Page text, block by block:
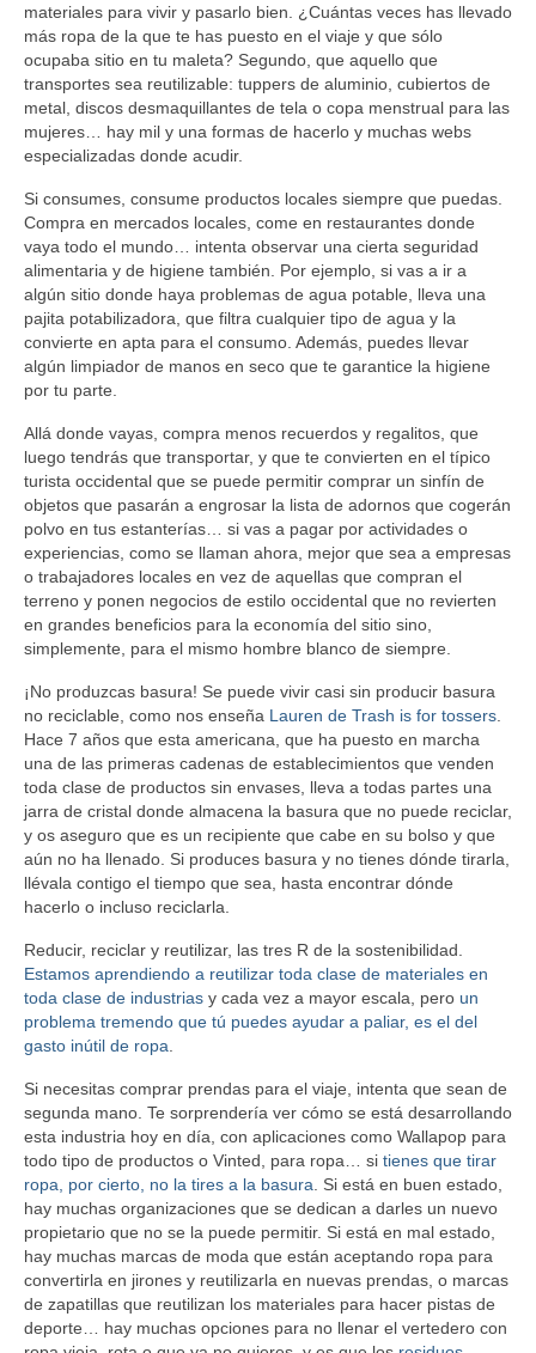
materiales para vivir y pasarlo bien. ¿Cuántas veces has llevado
más ropa de la que te has puesto en el viaje y que sólo
ocupaba sitio en tu maleta? Segundo, que aquello que
transportes sea reutilizable: tuppers de aluminio, cubiertos de
metal, discos desmaquillantes de tela o copa menstrual para las
mujeres… hay mil y una formas de hacerlo y muchas webs
especializadas donde acudir.
Si consumes, consume productos locales siempre que puedas.
Compra en mercados locales, come en restaurantes donde
vaya todo el mundo… intenta observar una cierta seguridad
alimentaria y de higiene también. Por ejemplo, si vas a ir a
algún sitio donde haya problemas de agua potable, lleva una
pajita potabilizadora, que filtra cualquier tipo de agua y la
convierte en apta para el consumo. Además, puedes llevar
algún limpiador de manos en seco que te garantice la higiene
por tu parte.
Allá donde vayas, compra menos recuerdos y regalitos, que
luego tendrás que transportar, y que te convierten en el típico
turista occidental que se puede permitir comprar un sinfín de
objetos que pasarán a engrosar la lista de adornos que cogerán
polvo en tus estanterías… si vas a pagar por actividades o
experiencias, como se llaman ahora, mejor que sea a empresas
o trabajadores locales en vez de aquellas que compran el
terreno y ponen negocios de estilo occidental que no revierten
en grandes beneficios para la economía del sitio sino,
simplemente, para el mismo hombre blanco de siempre.
¡No produzcas basura! Se puede vivir casi sin producir basura
no reciclable, como nos enseña Lauren de Trash is for tossers.
Hace 7 años que esta americana, que ha puesto en marcha
una de las primeras cadenas de establecimientos que venden
toda clase de productos sin envases, lleva a todas partes una
jarra de cristal donde almacena la basura que no puede reciclar,
y os aseguro que es un recipiente que cabe en su bolso y que
aún no ha llenado. Si produces basura y no tienes dónde tirarla,
llévala contigo el tiempo que sea, hasta encontrar dónde
hacerlo o incluso reciclarla.
Reducir, reciclar y reutilizar, las tres R de la sostenibilidad.
Estamos aprendiendo a reutilizar toda clase de materiales en
toda clase de industrias y cada vez a mayor escala, pero un
problema tremendo que tú puedes ayudar a paliar, es el del
gasto inútil de ropa.
Si necesitas comprar prendas para el viaje, intenta que sean de
segunda mano. Te sorprendería ver cómo se está desarrollando
esta industria hoy en día, con aplicaciones como Wallapop para
todo tipo de productos o Vinted, para ropa… si tienes que tirar
ropa, por cierto, no la tires a la basura. Si está en buen estado,
hay muchas organizaciones que se dedican a darles un nuevo
propietario que no se la puede permitir. Si está en mal estado,
hay muchas marcas de moda que están aceptando ropa para
convertirla en jirones y reutilizarla en nuevas prendas, o marcas
de zapatillas que reutilizan los materiales para hacer pistas de
deporte… hay muchas opciones para no llenar el vertedero con